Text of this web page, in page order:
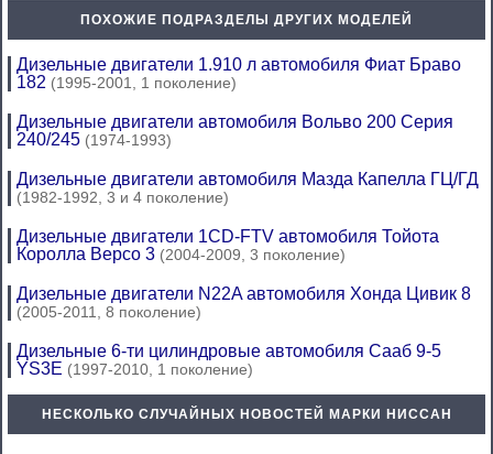
ПОХОЖИЕ ПОДРАЗДЕЛЫ ДРУГИХ МОДЕЛЕЙ
Дизельные двигатели 1.910 л автомобиля Фиат Браво
182 (1995-2001, 1 поколение)
Дизельные двигатели автомобиля Вольво 200 Серия
240/245 (1974-1993)
Дизельные двигатели автомобиля Мазда Капелла ГЦ/ГД
(1982-1992, 3 и 4 поколение)
Дизельные двигатели 1СD-FTV автомобиля Тойота
Королла Версо 3 (2004-2009, 3 поколение)
Дизельные двигатели N22A автомобиля Хонда Цивик 8
(2005-2011, 8 поколение)
Дизельные 6-ти цилиндровые автомобиля Сааб 9-5
YS3E (1997-2010, 1 поколение)
НЕСКОЛЬКО СЛУЧАЙНЫХ НОВОСТЕЙ МАРКИ НИССАН